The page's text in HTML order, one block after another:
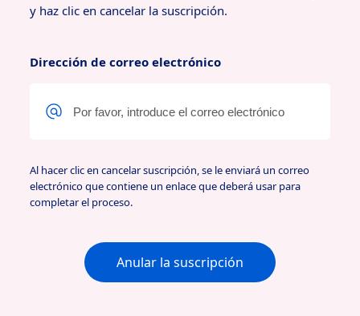
y haz clic en cancelar la suscripción.
Dirección de correo electrónico
Al hacer clic en cancelar suscripción, se le enviará un correo
electrónico que contiene un enlace que deberá usar para
completar el proceso.
Anular la suscripción